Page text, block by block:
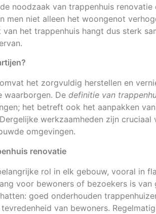
noodzaak van trappenhuis
men niet alleen het woongenot
het trappenhuis hangt dus sterk
het zorgvuldig herstellen en
waarborgen. De definitie van
het betreft ook het aanpakken
werkzaamheden zijn
omgevingen.
renovatie
rol in elk gebouw, vooral in
voor bewoners of bezoekers is van
goed onderhouden
van bewoners.